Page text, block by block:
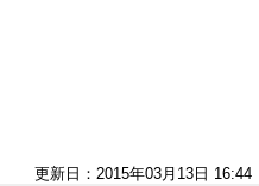
更新日：2015年03月13日 16:44